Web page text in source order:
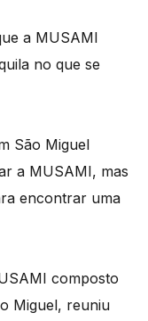
a MUSAMI
no que se
São Miguel
a MUSAMI, mas
encontrar uma
composto
Miguel, reuniu